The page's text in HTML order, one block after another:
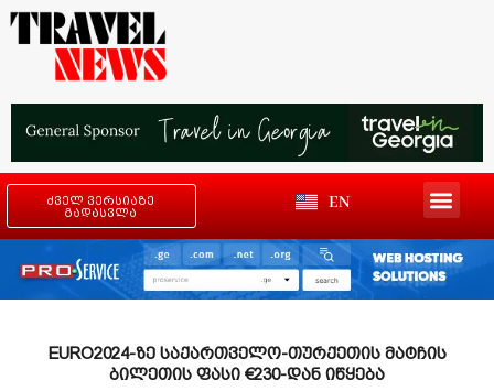
ძველ ვერსიაზე
გადასვლა
EN
EURO2024-ზე საქართველო-თურქეთის მატჩის
ბილეთის ფასი €230-დან იწყება